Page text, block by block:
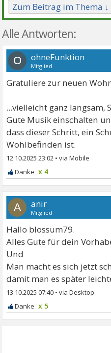
Zum Beitrag im Thema ↓
Alle Antworten:
O ohneFunktion
Mitglied
Gratuliere zur neuen
...vielleicht ganz langsam,
Gute Musik einschalten
dass dieser Schritt, ein
Wohlbefinden ist.
12.10.2025 23:02 •
x 4
A anir
Mitglied
Hallo blossum79.
Alles Gute für dein
Und
Man macht es sich jetzt
damit man es später
13.10.2025 07:40 •
x 5